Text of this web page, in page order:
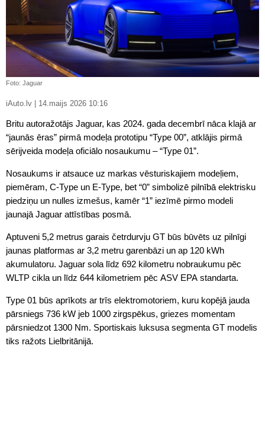
Foto: Jaguar
iAuto.lv | 14.maijs 2026 10:16
Britu autoražotājs Jaguar, kas 2024. gada decembrī nāca klajā ar
“jaunās ēras” pirmā modeļa prototipu “Type 00”, atklājis pirmā
sērijveida modeļa oficiālo nosaukumu – “Type 01”.
Nosaukums ir atsauce uz markas vēsturiskajiem modeļiem,
piemēram, C-Type un E-Type, bet “0” simbolizē pilnībā elektrisku
piedziņu un nulles izmešus, kamēr “1” iezīmē pirmo modeli
jaunajā Jaguar attīstības posmā.
Aptuveni 5,2 metrus garais četrdurvju GT būs būvēts uz pilnīgi
jaunas platformas ar 3,2 metru garenbāzi un ap 120 kWh
akumulatoru. Jaguar sola līdz 692 kilometru nobraukumu pēc
WLTP cikla un līdz 644 kilometriem pēc ASV EPA standarta.
Type 01 būs aprīkots ar trīs elektromotoriem, kuru kopējā jauda
pārsniegs 736 kW jeb 1000 zirgspēkus, griezes momentam
pārsniedzot 1300 Nm. Sportiskais luksusa segmenta GT modelis
tiks ražots Lielbritānijā.